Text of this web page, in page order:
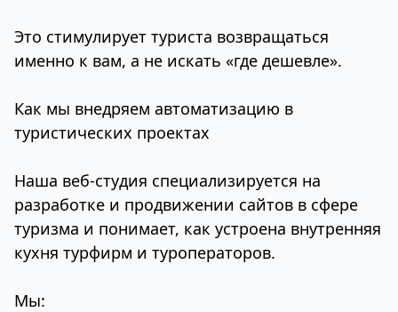
Это стимулирует туриста возвращаться
именно к вам, а не искать «где дешевле».
Как мы внедряем автоматизацию в
туристических проектах
Наша веб-студия специализируется на
разработке и продвижении сайтов в сфере
туризма и понимает, как устроена внутренняя
кухня турфирм и туроператоров.
Мы: